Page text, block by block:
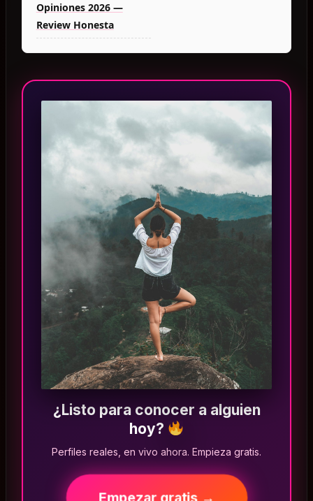
Opiniones 2026 —
Review Honesta
¿Listo para conocer a alguien
hoy?
Perfiles reales, en vivo ahora. Empieza gratis.